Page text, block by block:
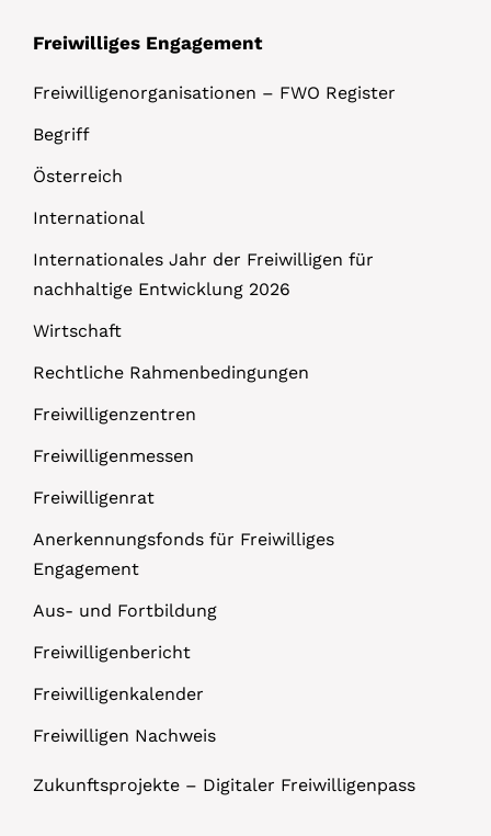
Freiwilliges Engagement
Freiwilligenorganisationen – FWO Register
Begriff
Österreich
International
Internationales Jahr der Freiwilligen für
nachhaltige Entwicklung 2026
Wirtschaft
Rechtliche Rahmenbedingungen
Freiwilligenzentren
Freiwilligenmessen
Freiwilligenrat
Anerkennungsfonds für Freiwilliges
Engagement
Aus- und Fortbildung
Freiwilligenbericht
Freiwilligenkalender
Freiwilligen Nachweis
Zukunftsprojekte – Digitaler Freiwilligenpass